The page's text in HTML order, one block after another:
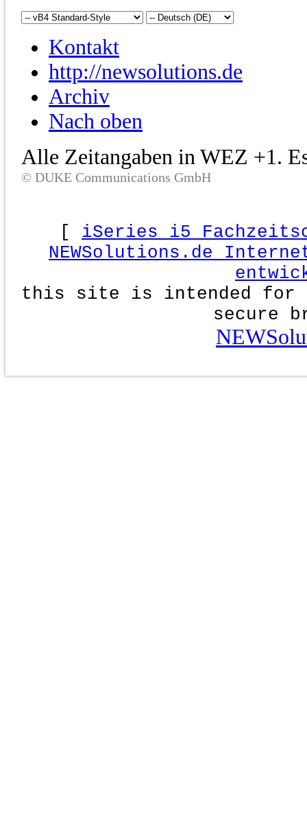
Kontakt
http://newsolutions.de
Archiv
Nach oben
Alle Zeitangaben in WEZ +1.
© DUKE Communications GmbH
[ iSeries i5
NEWSolutions.de
this site is intended for
secure